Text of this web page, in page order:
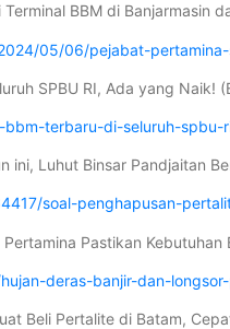
BBM di Banjarmasin
05/06/pejabat-
SPBU RI, Ada yang Naik!
terbaru-di-seluruh-
ini, Luhut Binsar Pandjaitan
soal-penghapusan-
Pastikan
deras-banjir-dan-
Beli Pertalite di Batam,